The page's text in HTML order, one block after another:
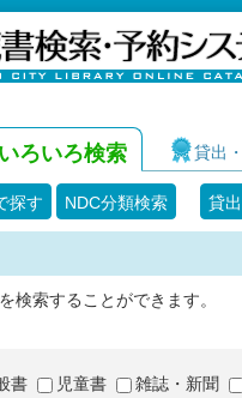
いろいろ検索 貸出
探す NDC分類検索 貸
検索することができます。
書 児童書 雑誌・新聞